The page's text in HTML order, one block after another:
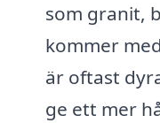
som granit,
kommer
är oftast
ge ett mer